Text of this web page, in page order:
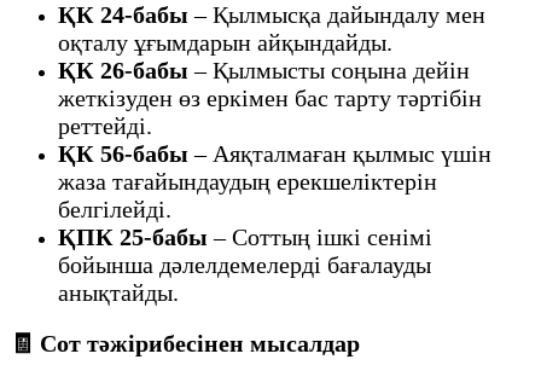
ҚК 24-бабы – Қылмысқа дайындалу мен
оқталу ұғымдарын айқындайды.
ҚК 26-бабы – Қылмысты соңына дейін
жеткізуден өз еркімен бас тарту тәртібін
реттейді.
ҚК 56-бабы – Аяқталмаған қылмыс үшін
жаза тағайындаудың ерекшеліктерін
белгілейді.
ҚПК 25-бабы – Соттың ішкі сенімі
бойынша дәлелдемелерді бағалауды
анықтайды.
🧾 Сот тәжірибесінен мысалдар